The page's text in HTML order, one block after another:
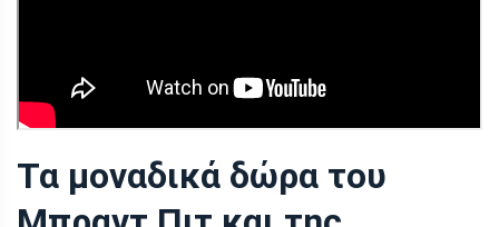
Τα μοναδικά δώρα του